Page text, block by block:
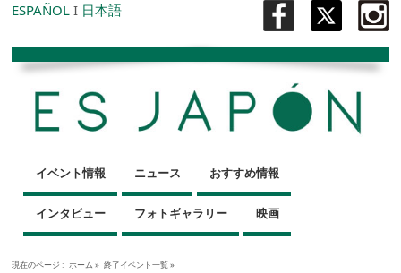
ESPAÑOL I 日本語
イベント情報 ニュース おすすめ情報
インタビュー フォトギャラリー 映画
現在のページ : ホーム » 終了イベント一覧»